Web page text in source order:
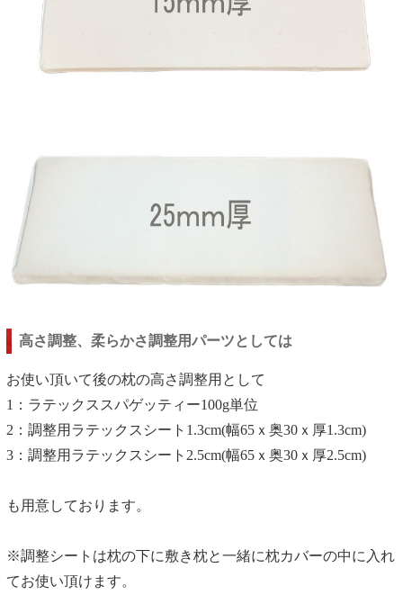
高さ調整、柔らかさ調整用パーツとしては
お使い頂いて後の枕の高さ調整用として
1：ラテックススパゲッティー100g単位
2：調整用ラテックスシート1.3cm(幅65ｘ奥30ｘ厚1.3cm)
3：調整用ラテックスシート2.5cm(幅65ｘ奥30ｘ厚2.5cm)
も用意しております。
※調整シートは枕の下に敷き枕と一緒に枕カバーの中に入れ
てお使い頂けます。